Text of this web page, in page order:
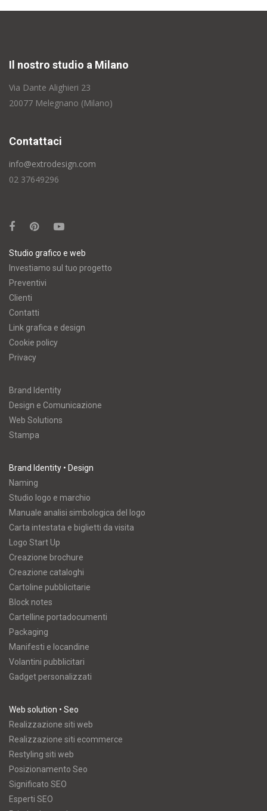
Il nostro studio a Milano
Via Dante Alighieri 23
20077 Melegnano (Milano)
Contattaci
info@extrodesign.com
02 37649296
Studio grafico e web
Investiamo sul tuo progetto
Preventivi
Clienti
Contatti
Link grafica e design
Cookie policy
Privacy
Brand Identity
Design e Comunicazione
Web Solutions
Stampa
Brand Identity • Design
Naming
Studio logo e marchio
Manuale analisi simbologica del logo
Carta intestata e biglietti da visita
Logo Start Up
Creazione brochure
Creazione cataloghi
Cartoline pubblicitarie
Block notes
Cartelline portadocumenti
Packaging
Manifesti e locandine
Volantini pubblicitari
Gadget personalizzati
Web solution • Seo
Realizzazione siti web
Realizzazione siti ecommerce
Restyling siti web
Posizionamento Seo
Significato SEO
Esperti SEO